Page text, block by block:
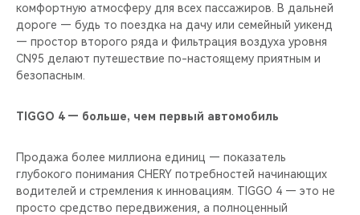
комфортную атмосферу для всех пассажиров. В дальней
дороге — будь то поездка на дачу или семейный уикенд
— простор второго ряда и фильтрация воздуха уровня
CN95 делают путешествие по-настоящему приятным и
безопасным.
TIGGO 4 — больше, чем первый автомобиль
Продажа более миллиона единиц — показатель
глубокого понимания CHERY потребностей начинающих
водителей и стремления к инновациям. TIGGO 4 — это не
просто средство передвижения, а полноценный